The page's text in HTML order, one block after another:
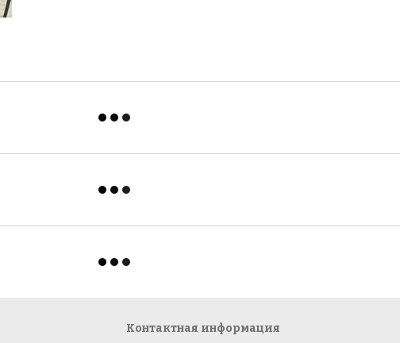
Контактная информация